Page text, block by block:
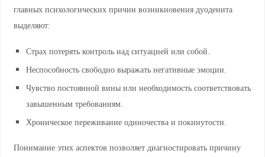
главных психологических причин возникновения дуоденита
выделяют:
Страх потерять контроль над ситуацией или собой.
Неспособность свободно выражать негативные эмоции.
Чувство постоянной вины или необходимость соответствовать
завышенным требованиям.
Хроническое переживание одиночества и покинутости.
Понимание этих аспектов позволяет диагностировать причину